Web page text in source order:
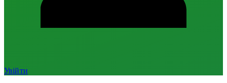
Увійти